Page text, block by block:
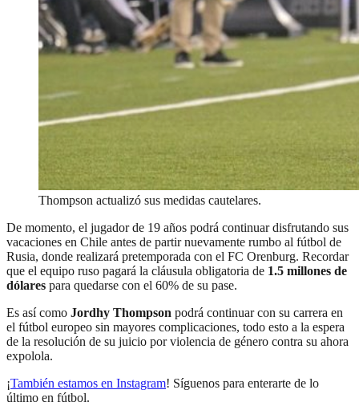
Thompson actualizó sus medidas cautelares.
De momento, el jugador de 19 años podrá continuar disfrutando sus
vacaciones en Chile antes de partir nuevamente rumbo al fútbol de
Rusia, donde realizará pretemporada con el FC Orenburg. Recordar
que el equipo ruso pagará la cláusula obligatoria de 1.5 millones de
dólares para quedarse con el 60% de su pase.
Es así como Jordhy Thompson podrá continuar con su carrera en
el fútbol europeo sin mayores complicaciones, todo esto a la espera
de la resolución de su juicio por violencia de género contra su ahora
expolola.
¡También estamos en Instagram! Síguenos para enterarte de lo
último en fútbol.